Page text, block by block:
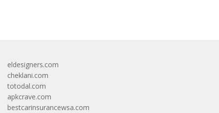
eldesigners.com
cheklani.com
totodal.com
apkcrave.com
bestcarinsurancewsa.com